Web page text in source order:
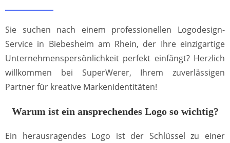
Sie suchen nach einem professionellen Logodesign-
Service in Biebesheim am Rhein, der Ihre einzigartige
Unternehmenspersönlichkeit perfekt einfängt? Herzlich
willkommen bei SuperWerer, Ihrem zuverlässigen
Partner für kreative Markenidentitäten!
Warum ist ein ansprechendes Logo so wichtig?
Ein herausragendes Logo ist der Schlüssel zu einer